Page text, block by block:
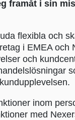
framåt i sin
flexibla och
i EMEA och
och
inom
med